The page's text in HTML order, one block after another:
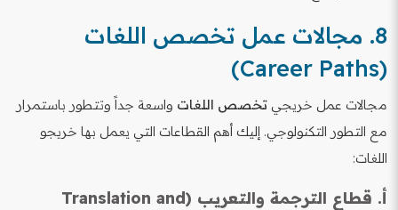
8. مجالات عمل تخصص اللغات
(Career Paths)
مجالات عمل خريجي تخصص اللغات واسعة جداً وتتطور باستمرار
مع التطور التكنولوجي. إليك أهم القطاعات التي يعمل بها خريجو
اللغات:
أ. قطاع الترجمة والتعريب (Translation and